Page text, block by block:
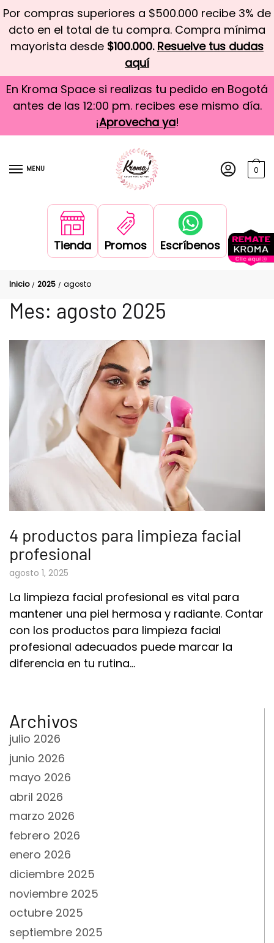
Por compras superiores a $500.000 recibe 3% de
dcto en el total de tu compra. Compra mínima
mayorista desde $100.000. Resuelve tus dudas
aquí
En Kroma Space si realizas tu pedido en Bogotá
antes de las 12:00 pm. recibes ese mismo día.
¡Aprovecha ya!
MENU 0
Tienda Promos Escríbenos
Inicio / 2025 / agosto
Mes: agosto 2025
4 productos para limpieza facial
profesional
agosto 1, 2025
La limpieza facial profesional es vital para
mantener una piel hermosa y radiante. Contar
con los productos para limpieza facial
profesional adecuados puede marcar la
diferencia en tu rutina…
Archivos
julio 2026
junio 2026
mayo 2026
abril 2026
marzo 2026
febrero 2026
enero 2026
diciembre 2025
noviembre 2025
octubre 2025
septiembre 2025